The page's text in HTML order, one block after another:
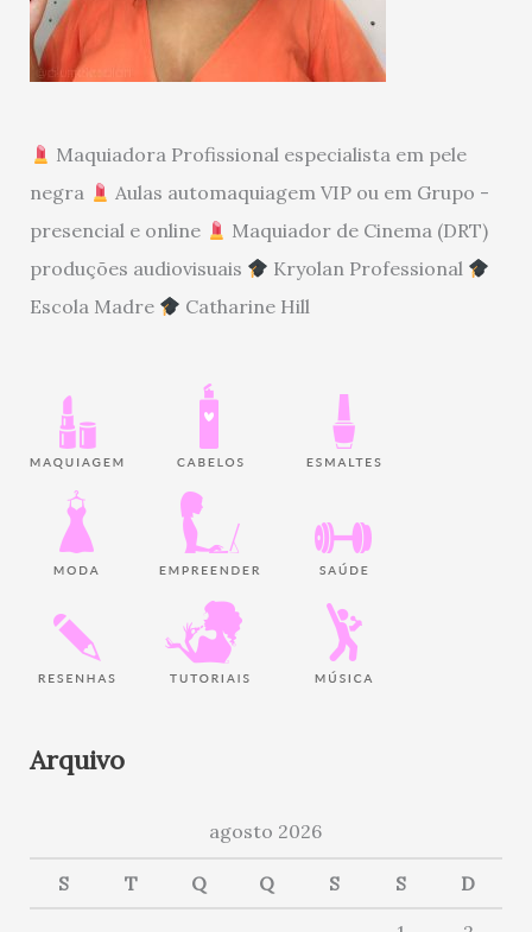
Maquiadora Profissional especialista em pele
negra
Aulas automaquiagem VIP ou em Grupo -
presencial e online
Maquiador de Cinema (DRT)
produções audiovisuais
Kryolan Professional
Escola Madre
Catharine Hill
Arquivo
agosto 2026
S T Q Q S S D